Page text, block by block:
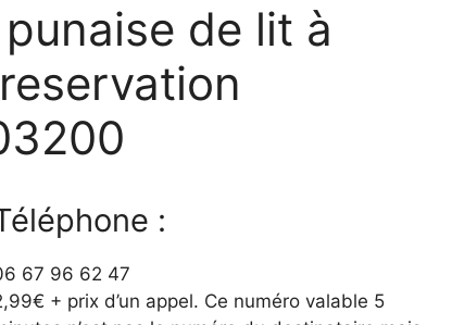
de lit à
:
67 96 62 47
+ prix d’un appel. Ce numéro valable 5